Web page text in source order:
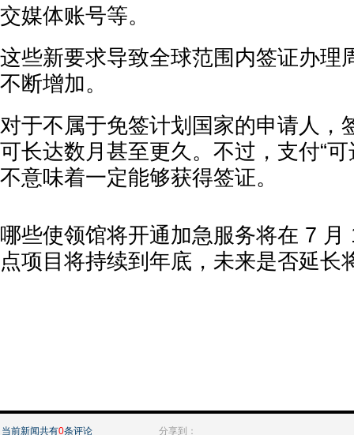
交媒体账号等。
这些新要求导致全球范围内签证办理
不断增加。
对于不属于免签计划国家的申请人，
可长达数月甚至更久。不过，支付“
不意味着一定能够获得签证。
哪些使领馆将开通加急服务将在 7 月
点项目将持续到年底，未来是否延长
当前新闻共有0条评论 分享到：